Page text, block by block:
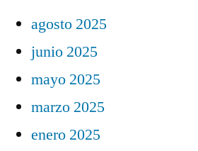
agosto 2025
junio 2025
mayo 2025
marzo 2025
enero 2025